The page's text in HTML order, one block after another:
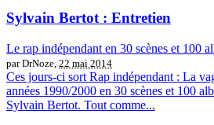
Sylvain Bertot : Entretien
Le rap indépendant en 30 scènes et 100
par DrNoze, 22 mai 2014
Ces jours-ci sort Rap indépendant : La
années 1990/2000 en 30 scènes et 100
Sylvain Bertot. Tout comme...